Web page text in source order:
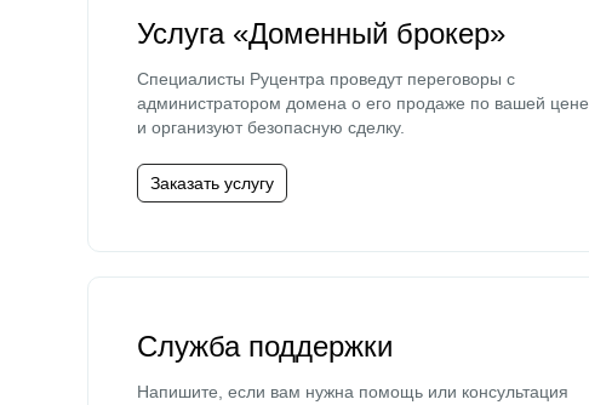
Услуга «Доменный брокер»
Специалисты Руцентра проведут переговоры с
администратором домена о его продаже по вашей цене
и организуют безопасную сделку.
Заказать услугу
Служба поддержки
Напишите, если вам нужна помощь или консультация